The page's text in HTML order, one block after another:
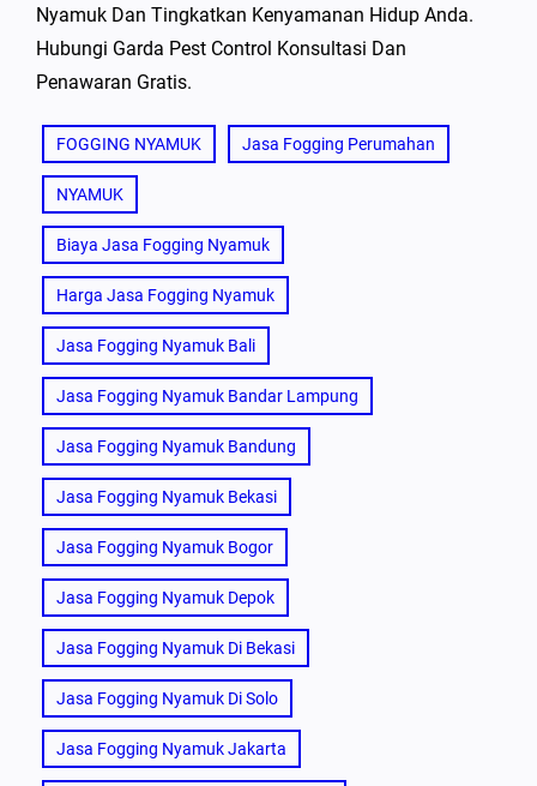
Nyamuk Dan Tingkatkan Kenyamanan Hidup Anda.
Hubungi Garda Pest Control Konsultasi Dan
Penawaran Gratis.
FOGGING NYAMUK Jasa Fogging Perumahan
NYAMUK
Biaya Jasa Fogging Nyamuk
Harga Jasa Fogging Nyamuk
Jasa Fogging Nyamuk Bali
Jasa Fogging Nyamuk Bandar Lampung
Jasa Fogging Nyamuk Bandung
Jasa Fogging Nyamuk Bekasi
Jasa Fogging Nyamuk Bogor
Jasa Fogging Nyamuk Depok
Jasa Fogging Nyamuk Di Bekasi
Jasa Fogging Nyamuk Di Solo
Jasa Fogging Nyamuk Jakarta